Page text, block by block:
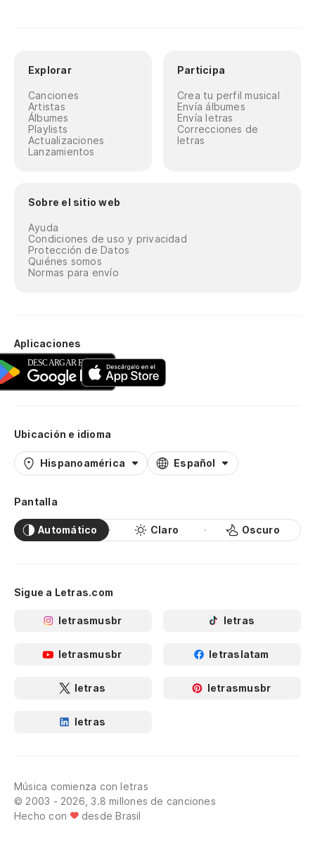
Explorar
Canciones
Artistas
Álbumes
Playlists
Actualizaciones
Lanzamientos
Participa
Crea tu perfil musical
Envía álbumes
Envía letras
Correcciones de
letras
Sobre el sitio web
Ayuda
Condiciones de uso y privacidad
Protección de Datos
Quiénes somos
Normas para envío
Aplicaciones
Ubicación e idioma
Hispanoamérica Español
Pantalla
Automático Claro Oscuro
Sigue a Letras.com
letrasmusbr letras
letrasmusbr letraslatam
letras letrasmusbr
letras
Música comienza con letras
© 2003 - 2026, 3.8 millones de canciones
Hecho con
desde Brasil